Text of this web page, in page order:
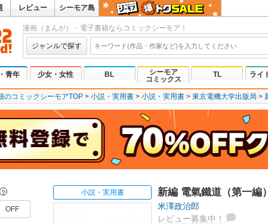
レビュー シーモア島
漫画（まんが）・電子書籍ならコミックシーモア！
ジャンルで探す
青年 少女・女性 BL
シーモア
コミックス
TL ライ
のコミックシーモアTOP 小説・実用書 小説・実用書 東京電機大学出版局
？
OFF
小説・実用書 新編 電氣鐵道（第一編）
米澤政治郎
レビュー募集中！